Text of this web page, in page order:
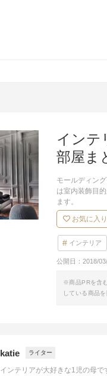
インテ
部屋ま
モールディン
は室内装飾目
ます。
お気に入
インテリア
公開日： 2018/
※商品PRを含
している商品
katie ライター
インテリアが大好きな1児の母